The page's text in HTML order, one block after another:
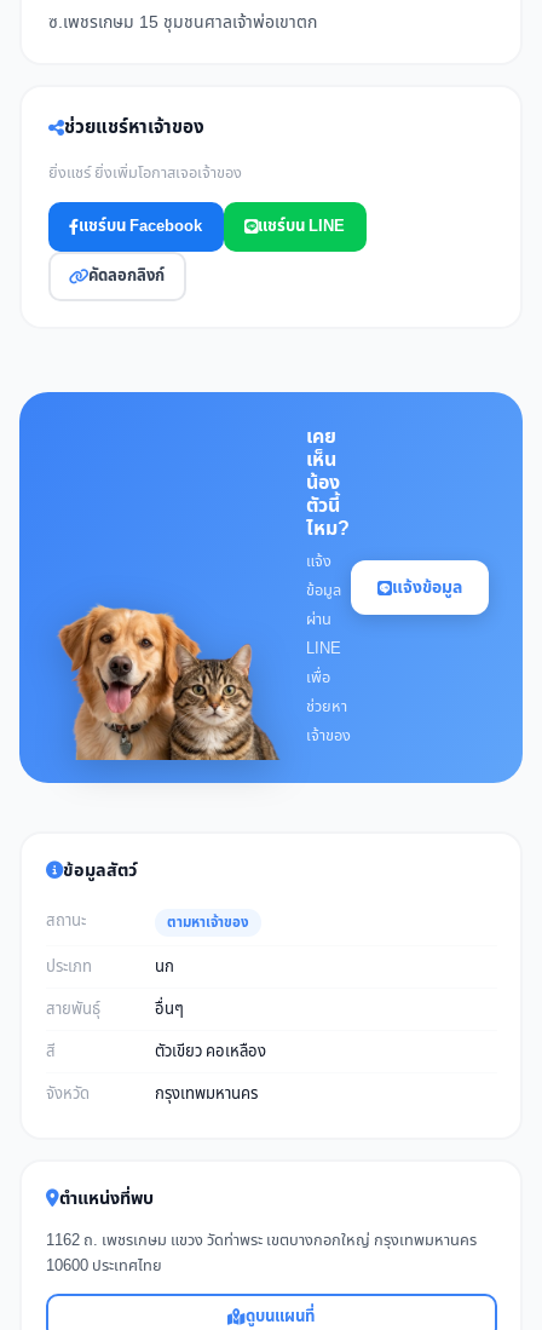
ซ.เพชรเกษม 15 ชุมชนศาลเจ้าพ่อเขาตก
ช่วยแชร์หาเจ้าของ
ยิ่งแชร์ ยิ่งเพิ่มโอกาสเจอเจ้าของ
แชร์บน Facebook แชร์บน LINE
คัดลอกลิงก์
เคย
เห็น
น้อง
ตัวนี้
ไหม?
แจ้ง
ข้อมูล
ผ่าน
LINE
เพื่อ
ช่วยหา
เจ้าของ
แจ้งข้อมูล
ข้อมูลสัตว์
สถานะ ตามหาเจ้าของ
ประเภท
นก
สายพันธุ์
อื่นๆ
สี
ตัวเขียว คอเหลือง
จังหวัด
กรุงเทพมหานคร
ตำแหน่งที่พบ
1162 ถ. เพชรเกษม แขวง วัดท่าพระ เขตบางกอกใหญ่ กรุงเทพมหานคร
10600 ประเทศไทย
ดูบนแผนที่